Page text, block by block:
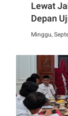
Lewat
Depan
Minggu,